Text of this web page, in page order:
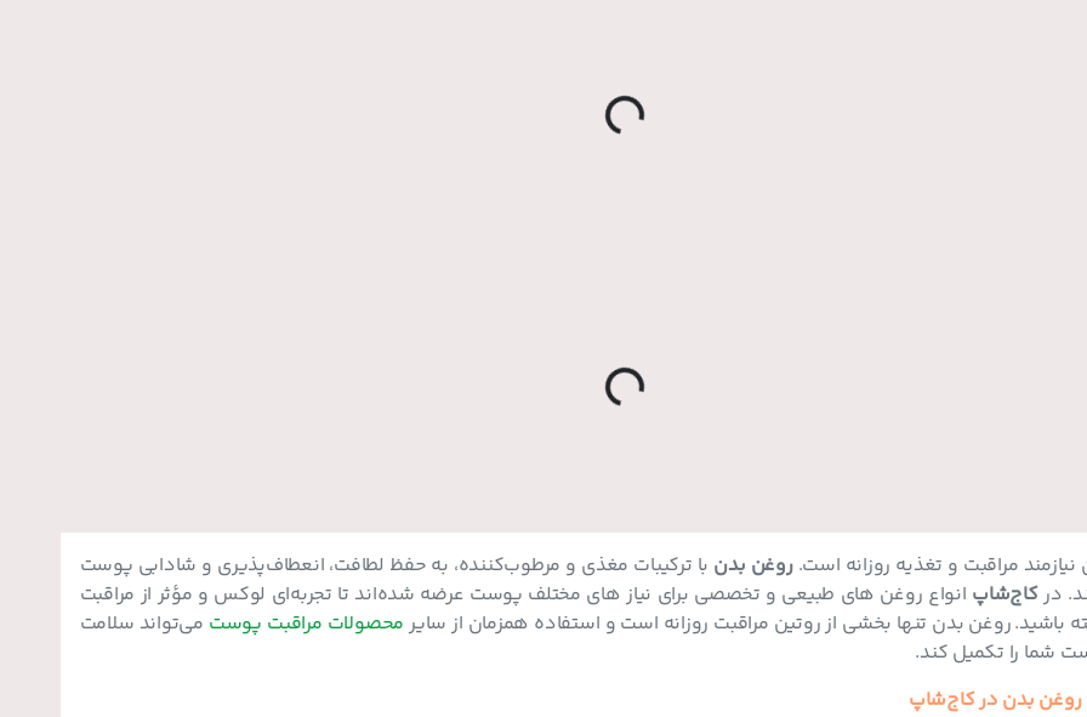
L
...
L
...
مراقبت و تغذیه روزانه است.روغن بدن با ترکیبات مغذی و مرطوب‌کننده، به حفظ لطافت، انعطاف‌پذیری و شادابی پوست
درکاج‌شاپ انواع روغن‌ های طبیعی و تخصصی برای نیاز های مختلف پوست عرضه شده‌اند تا تجربه‌ای لوکس و مؤثر از مراقبت
باشید. روغن بدن تنها بخشی از روتین مراقبت روزانه است و استفاده همزمان از سایر محصولات مراقبت پوست می‌تواند سلامت
شما را تکمیل کند.
بدن در کاج‌شاپ